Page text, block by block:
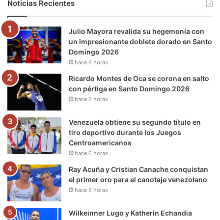
o
o
k
e
r
b
e
g
r
m
r
a
k
Noticias Recientes
Julio Mayora revalida su hegemonía con
un impresionante doblete dorado en Santo
Domingo 2026
hace 6 horas
Ricardo Montes de Oca se corona en salto
con pértiga en Santo Domingo 2026
hace 6 horas
Venezuela obtiene su segundo título en
tiro deportivo durante los Juegos
Centroamericanos
hace 6 horas
Ray Acuña y Cristian Canache conquistan
el primer oro para el canotaje venezolano
hace 6 horas
Wilkeinner Lugo y Katherin Echandia